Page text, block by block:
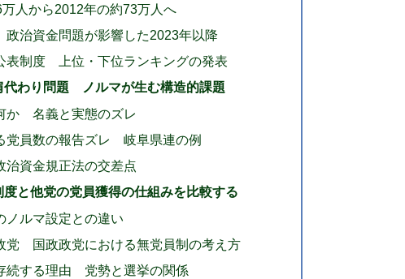
人から2012年の約73万人へ
治資金問題が影響した2023年以降
表制度 上位・下位ランキングの発表
代わり問題 ノルマが生む構造的課題
か 名義と実態のズレ
党員数の報告ズレ 岐阜県連の例
治資金規正法の交差点
度と他党の党員獲得の仕組みを比較する
ノルマ設定との違い
党 国政政党における無党員制の考え方
続する理由 党勢と選挙の関係